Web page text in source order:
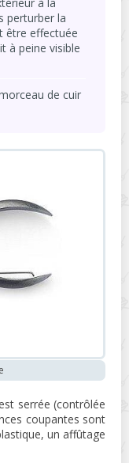
perturber la
être effectuée
à peine visible
de cuir
serrée (contrôlée
coupantes sont
un affûtage